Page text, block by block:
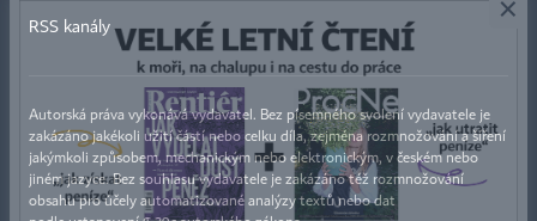
RSS kanály
Autorská práva vykonává vydavatel. Bez písemného svolení vydavatele je
zakázáno jakékoli užití částí nebo celku díla, zejména rozmnožování a šíření
jakýmkoli způsobem, mechanickým nebo elektronickým, v českém nebo
jiném jazyce. Bez souhlasu vydavatele je zakázáno též rozmnožování
obsahu pro účely automatizované analýzy textů nebo dat